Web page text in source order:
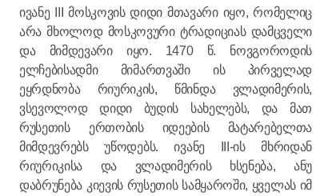
ივანე III მოსკოვის დიდი მთავარი იყო, რომელიც
არა მხოლოდ მოსკოვური ტრადიციას დამცველი
და მიმდევარი იყო. 1470 წ. ნოვგოროდის
ელჩებისადმი მიმართვაში ის პირველად
ეყრდნობა რიურიკის, წმინდა ვლადიმერის,
ვსევოლოდ დიდი ბუდის სახელებს, და მათ
რუსეთის ერთობის იდეების მატარებელთა
მიმდევრებს უწოდებს. ივანე III-ის მხრიდან
რიურიკისა და ვლადიმერის ხსენება, ანუ
დაბრუნება კიევის რუსეთის სამყაროში, ყველას იმ